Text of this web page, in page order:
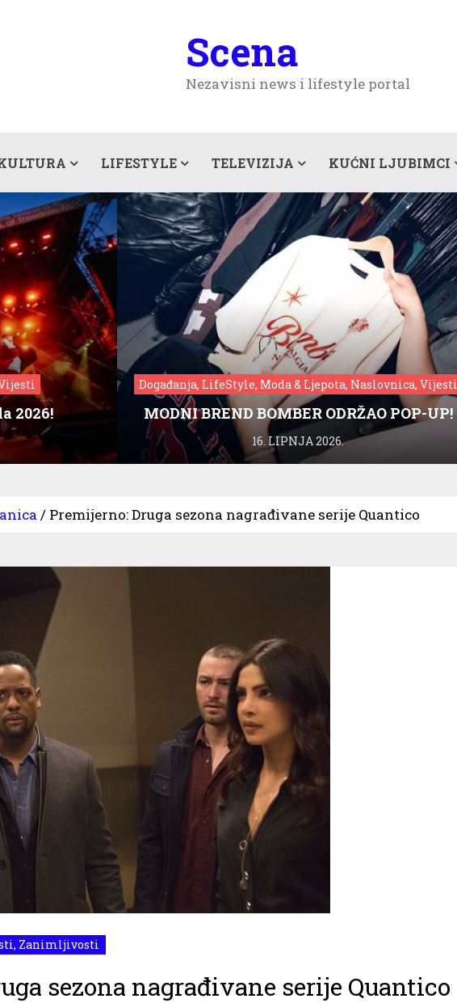
Scena
Nezavisni news i lifestyle portal
LIFESTYLE TELEVIZIJA KUĆNI LJUBIMCI
2026!
Događanja, LifeStyle, Moda & Ljepota, Naslovnica, Vijesti
MODNI BREND BOMBER ODRŽAO POP-UP!
16. LIPNJA 2026.
/ Premijerno: Druga sezona nagrađivane serije Quantico
, Zanimljivosti
sezona nagrađivane serije Quantico